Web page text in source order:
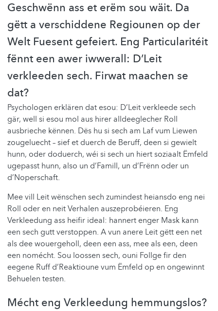
Geschwënn ass et erëm sou wäit. Da
gëtt a verschiddene Regiounen op der
Welt Fuesent gefeiert. Eng Particularitéit
fënnt een awer iwwerall: D’Leit
verkleeden sech. Firwat maachen se
dat?
Psychologen erklären dat esou: D’Leit verkleede sech
gär, well si esou mol aus hirer alldeeglecher Roll
ausbrieche kënnen. Dës hu si sech am Laf vum Liewen
zougeluecht – sief et duerch de Beruff, deen si gewielt
hunn, oder doduerch, wéi si sech un hiert soziaalt Ëmfeld
ugepasst hunn, also un d’Famill, un d’Frënn oder un
d’Noperschaft.
Mee vill Leit wënschen sech zumindest heiansdo eng nei
Roll oder en neit Verhalen auszeprobéieren. Eng
Verkleedung ass heifir ideal: hannert enger Mask kann
een sech gutt verstoppen. A vun anere Leit gëtt een net
als dee wouergeholl, deen een ass, mee als een, deen
een nomécht. Sou loossen sech, ouni Follge fir den
eegene Ruff d’Reaktioune vum Ëmfeld op en ongewinnt
Behuelen testen.
Mécht eng Verkleedung hemmungslos?